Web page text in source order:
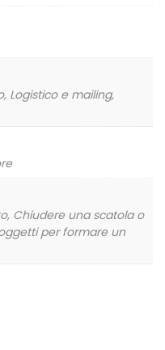
Logistico e mailing,
Chiudere una scatola o
per formare un